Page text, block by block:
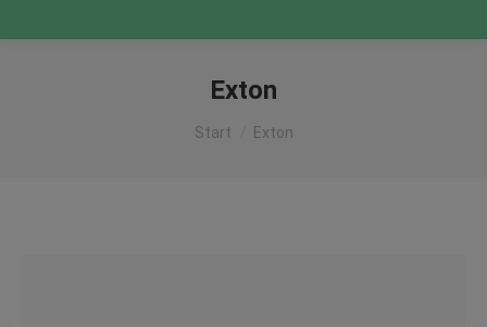
Exton
Sie befinden sich hier:
Start Exton